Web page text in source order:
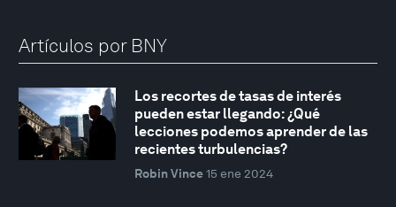
Artículos por BNY
Los recortes de tasas de interés
pueden estar llegando: ¿Qué
lecciones podemos aprender de las
recientes turbulencias?
Robin Vince 15 ene 2024